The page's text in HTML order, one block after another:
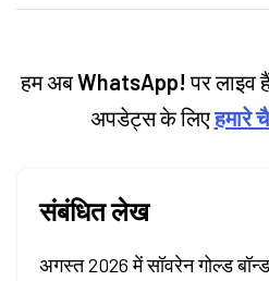
categories.
हम अबWhatsApp! पर लाइव
अपडेट्स के लिएहमारे
संबंधित लेख
अगस्त 2026 में सॉवरेन गोल्ड